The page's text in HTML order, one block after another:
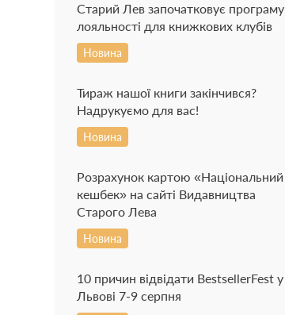
Старий Лев започатковує програму
лояльності для книжкових клубів
Новина
Тираж нашої книги закінчився?
Надрукуємо для вас!
Новина
Розрахунок картою «Національний
кешбек» на сайті Видавництва
Старого Лева
Новина
10 причин відвідати BestsellerFest у
Львові 7-9 серпня